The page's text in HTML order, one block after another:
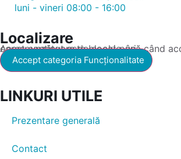
luni - vineri 08:00 - 16:00
Localizare
Acest conținut este blocat până când acceptați categoria corespunzătoare de cookie-uri.
Accept categoria Funcționalitate
LINKURI UTILE
Prezentare generală
Contact